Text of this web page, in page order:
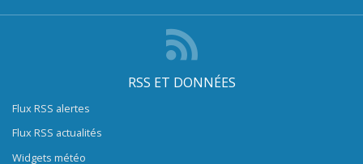
RSS ET DONNÉES
Flux RSS alertes
Flux RSS actualités
Widgets météo